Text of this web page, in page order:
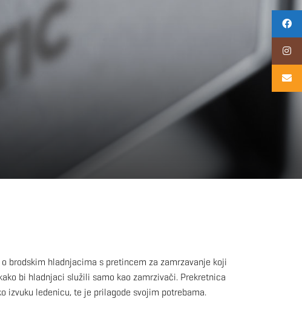
brodskim hladnjacima s pretincem za zamrzavanje koji
bi hladnjaci služili samo kao zamrzivači. Prekretnica
izvuku ledenicu, te je prilagode svojim potrebama.